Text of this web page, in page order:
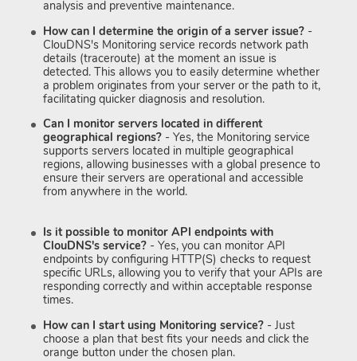
analysis and preventive maintenance.
How can I determine the origin of a server issue? -
ClouDNS's Monitoring service records network path
details (traceroute) at the moment an issue is
detected. This allows you to easily determine whether
a problem originates from your server or the path to it,
facilitating quicker diagnosis and resolution.
Can I monitor servers located in different
geographical regions? - Yes, the Monitoring service
supports servers located in multiple geographical
regions, allowing businesses with a global presence to
ensure their servers are operational and accessible
from anywhere in the world.
Is it possible to monitor API endpoints with
ClouDNS's service? - Yes, you can monitor API
endpoints by configuring HTTP(S) checks to request
specific URLs, allowing you to verify that your APIs are
responding correctly and within acceptable response
times.
How can I start using Monitoring service? - Just
choose a plan that best fits your needs and click the
orange button under the chosen plan.